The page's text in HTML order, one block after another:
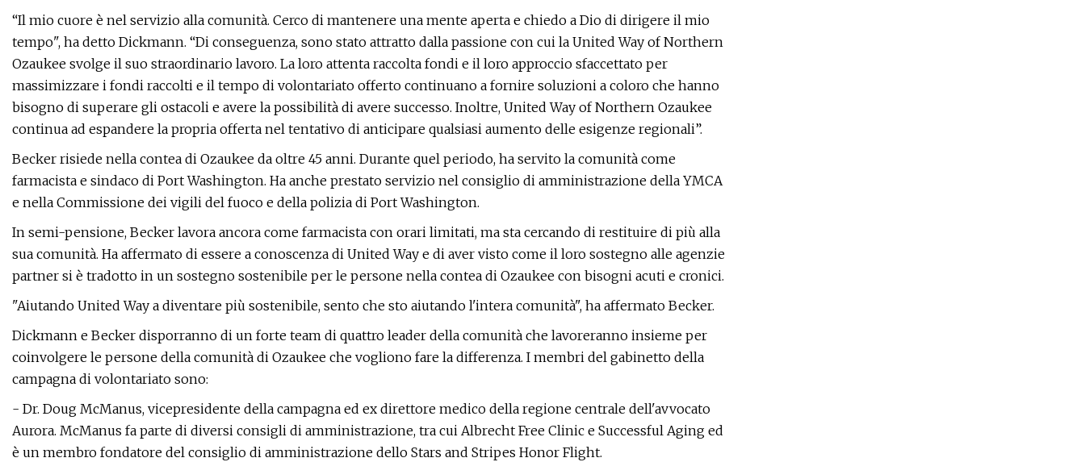
“Il mio cuore è nel servizio alla comunità. Cerco di mantenere una mente aperta e chiedo a Dio di dirigere il mio
tempo", ha detto Dickmann. “Di conseguenza, sono stato attratto dalla passione con cui la United Way of Northern
Ozaukee svolge il suo straordinario lavoro. La loro attenta raccolta fondi e il loro approccio sfaccettato per
massimizzare i fondi raccolti e il tempo di volontariato offerto continuano a fornire soluzioni a coloro che hanno
bisogno di superare gli ostacoli e avere la possibilità di avere successo. Inoltre, United Way of Northern Ozaukee
continua ad espandere la propria offerta nel tentativo di anticipare qualsiasi aumento delle esigenze regionali”.
Becker risiede nella contea di Ozaukee da oltre 45 anni. Durante quel periodo, ha servito la comunità come
farmacista e sindaco di Port Washington. Ha anche prestato servizio nel consiglio di amministrazione della YMCA
e nella Commissione dei vigili del fuoco e della polizia di Port Washington.
In semi-pensione, Becker lavora ancora come farmacista con orari limitati, ma sta cercando di restituire di più alla
sua comunità. Ha affermato di essere a conoscenza di United Way e di aver visto come il loro sostegno alle agenzie
partner si è tradotto in un sostegno sostenibile per le persone nella contea di Ozaukee con bisogni acuti e cronici.
"Aiutando United Way a diventare più sostenibile, sento che sto aiutando l'intera comunità", ha affermato Becker.
Dickmann e Becker disporranno di un forte team di quattro leader della comunità che lavoreranno insieme per
coinvolgere le persone della comunità di Ozaukee che vogliono fare la differenza. I membri del gabinetto della
campagna di volontariato sono:
- Dr. Doug McManus, vicepresidente della campagna ed ex direttore medico della regione centrale dell'avvocato
Aurora. McManus fa parte di diversi consigli di amministrazione, tra cui Albrecht Free Clinic e Successful Aging ed
è un membro fondatore del consiglio di amministrazione dello Stars and Stripes Honor Flight.